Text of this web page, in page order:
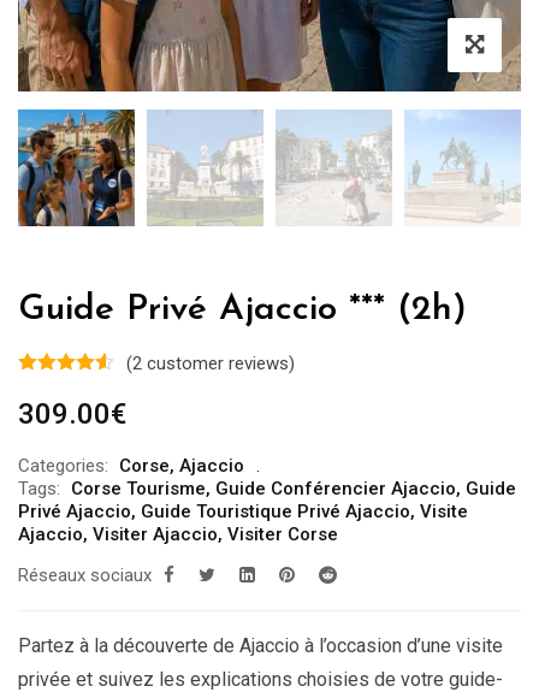
Guide Privé Ajaccio *** (2h)
(2 customer reviews)
309.00€
Categories: Corse, Ajaccio
Tags:
Corse Tourisme, Guide Conférencier Ajaccio, Guide
Privé Ajaccio, Guide Touristique Privé Ajaccio, Visite
Ajaccio, Visiter Ajaccio, Visiter Corse
Réseaux sociaux
Partez à la découverte de Ajaccio à l’occasion d’une visite
privée et suivez les explications choisies de votre guide-